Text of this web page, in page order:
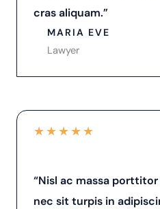
cras aliquam.”
MARIA EVE
Lawyer
★★★★★
“Nisl ac massa
nec sit turpis in